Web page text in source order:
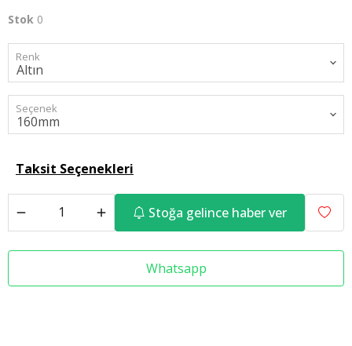
Stok 0
Renk
Seçenek
Taksit Seçenekleri
Stoğa gelince haber ver
Whatsapp